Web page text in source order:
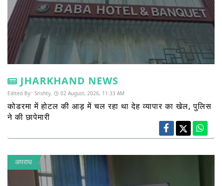
JHARKHAND NEWS
Edited By: Srishty, 02 August, 2026, 11:33 AM
कोडरमा में होटल की आड़ में चल रहा था देह व्यापार का खेल, पुलिस
ने की छापेमारी
अपराध